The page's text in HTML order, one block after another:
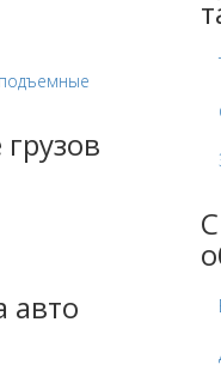
авто